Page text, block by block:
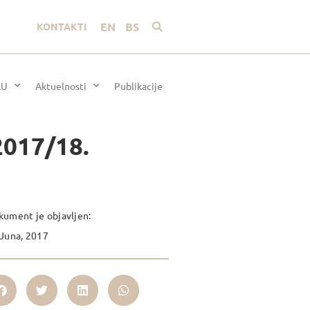
KONTAKTI EN BS
Aktuelnosti Publikacije
18.
je objavljen:
2017